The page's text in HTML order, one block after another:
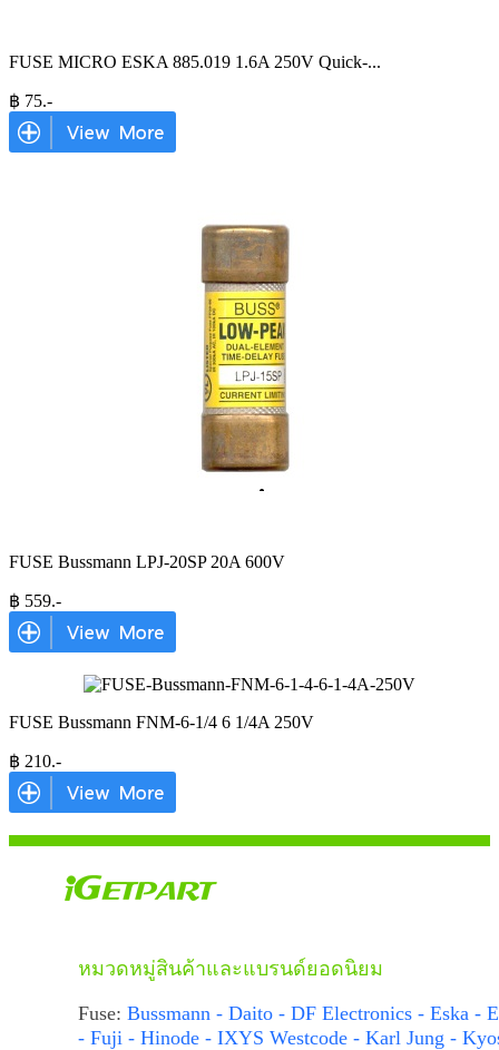
FUSE MICRO ESKA 885.019 1.6A 250V Quick-...
฿ 75.-
FUSE Bussmann LPJ-20SP 20A 600V
฿ 559.-
FUSE Bussmann FNM-6-1/4 6 1/4A 250V
฿ 210.-
หมวดหมู่สินค้าและแบรนด์ยอดนิยม
Fuse: Bussmann - Daito - DF Electronics - Eska -
- Fuji - Hinode - IXYS Westcode - Karl Jung -